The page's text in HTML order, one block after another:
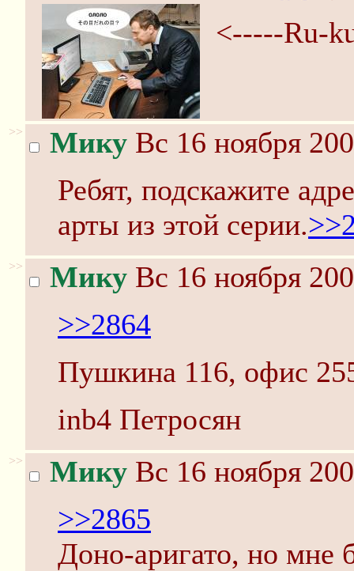
<-----Ru-
>> Мику Вс 16 ноября
Ребят, подскажите
арты из этой серии.
>> Мику Вс 16 ноября
>>2864
Пушкина 116, офис
inb4 Петросян
>> Мику Вс 16 ноября
>>2865
Доно-аригато, но мне